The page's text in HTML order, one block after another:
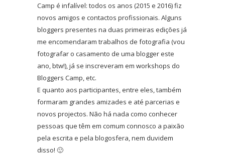
Camp é infalível: todos os anos (2015 e 2016) fiz
novos amigos e contactos profissionais. Alguns
bloggers presentes na duas primeiras edições já
me encomendaram trabalhos de fotografia (vou
fotografar o casamento de uma blogger este
ano, btw!), já se inscreveram em workshops do
Bloggers Camp, etc.
E quanto aos participantes, entre eles, também
formaram grandes amizades e até parcerias e
novos projectos. Não há nada como conhecer
pessoas que têm em comum connosco a paixão
pela escrita e pela blogosfera, nem duvidem
disso! 🙂